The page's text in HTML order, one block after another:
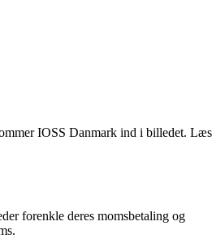
IOSS Danmark ind i billedet. Læs
forenkle deres momsbetaling og